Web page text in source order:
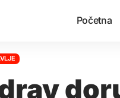
Početna